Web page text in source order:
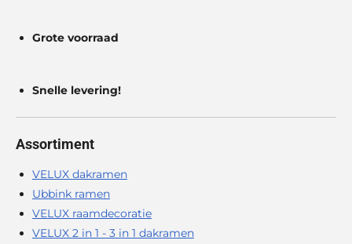
Grote voorraad
Snelle levering!
Assortiment
VELUX dakramen
Ubbink ramen
VELUX raamdecoratie
VELUX 2 in 1 - 3 in 1 dakramen